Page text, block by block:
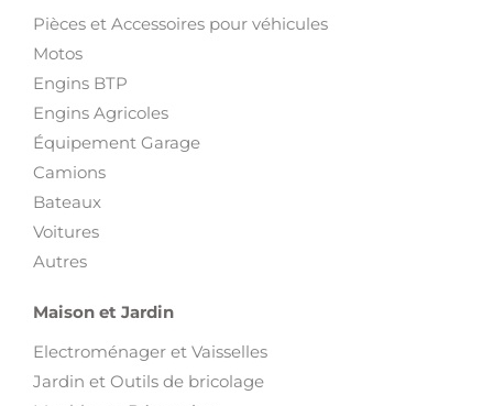
Engins BTP
Engins Agricoles
Équipement Garage
Camions
Bateaux
Voitures
Autres
Maison et Jardin
Jardin et Outils de bricolage
Meubles et Décoration
Loisirs et Divertissement